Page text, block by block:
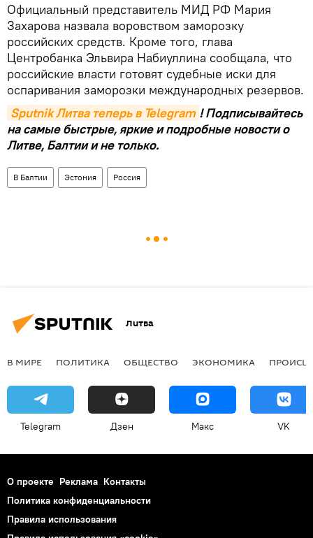
Официальный представитель МИД РФ Мария
Захарова назвала воровством заморозку
российских средств. Кроме того, глава
Центробанка Эльвира Набиуллина сообщала, что
российские власти готовят судебные иски для
оспаривания заморозки международных резервов.
Sputnik Литва теперь в Telegram ! Подписывайтесь
на самые быстрые, яркие и подробные новости о
Литве, Балтии и не только.
В Балтии Эстония Россия
Литва
В МИРЕ ПОЛИТИКА ОБЩЕСТВО ЭКОНОМИКА
Telegram Дзен Макс VK
О проекте Реклама Контакты
Политика конфиденциальности
Правила использования